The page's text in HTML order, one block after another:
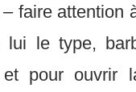
faire attention
lui le type,
et pour ouvrir